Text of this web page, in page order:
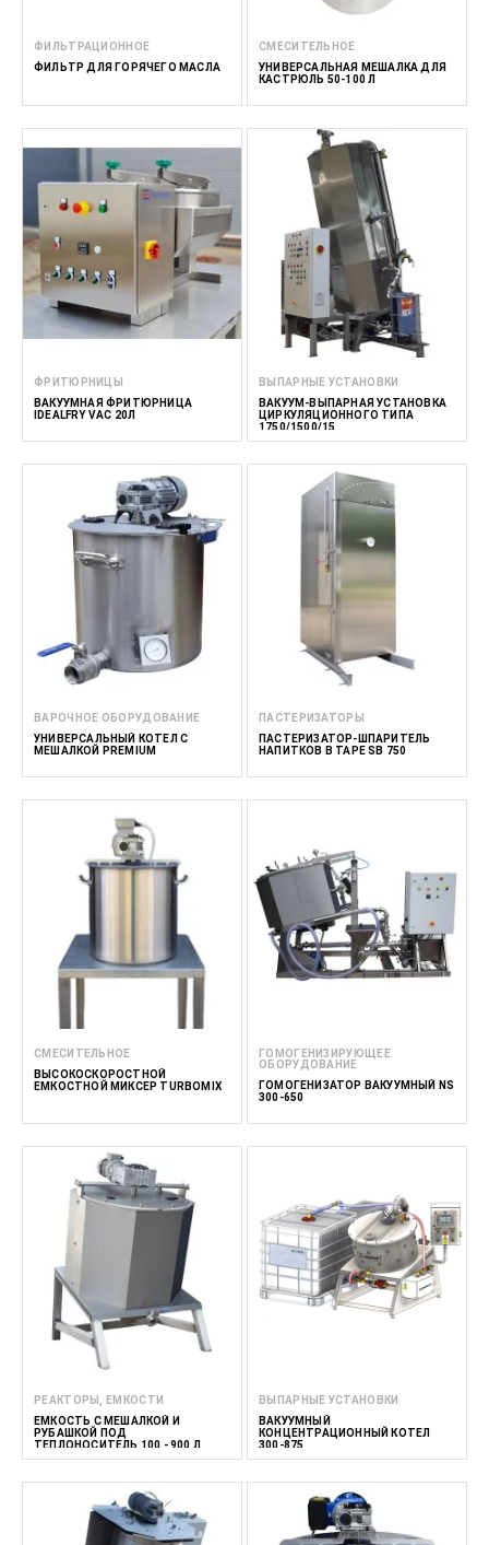
ФИЛЬТРАЦИОННОЕ
ФИЛЬТР ДЛЯ ГОРЯЧЕГО МАСЛА
СМЕСИТЕЛЬНОЕ
УНИВЕРСАЛЬНАЯ МЕШАЛКА ДЛЯ
КАСТРЮЛЬ 50-100 Л
ФРИТЮРНИЦЫ
ВАКУУМНАЯ ФРИТЮРНИЦА
IDEALFRY VAC 20Л
ВЫПАРНЫЕ УСТАНОВКИ
ВАКУУМ-ВЫПАРНАЯ УСТАНОВКА
ЦИРКУЛЯЦИОННОГО ТИПА
1750/1500/15
ВАРОЧНОЕ ОБОРУДОВАНИЕ
УНИВЕРСАЛЬНЫЙ КОТЕЛ С
МЕШАЛКОЙ PREMIUM
ПАСТЕРИЗАТОРЫ
ПАСТЕРИЗАТОР-ШПАРИТЕЛЬ
НАПИТКОВ В ТАРЕ SB 750
СМЕСИТЕЛЬНОЕ
ВЫСОКОСКОРОСТНОЙ
ЕМКОСТНОЙ МИКСЕР TURBOMIX
ГОМОГЕНИЗИРУЮЩЕЕ
ОБОРУДОВАНИЕ
ГОМОГЕНИЗАТОР ВАКУУМНЫЙ NS
300-650
РЕАКТОРЫ, ЕМКОСТИ
ЕМКОСТЬ C МЕШАЛКОЙ И
РУБАШКОЙ ПОД
ТЕПЛОНОСИТЕЛЬ 100 - 900 Л
ВЫПАРНЫЕ УСТАНОВКИ
ВАКУУМНЫЙ
КОНЦЕНТРАЦИОННЫЙ КОТЕЛ
300-875